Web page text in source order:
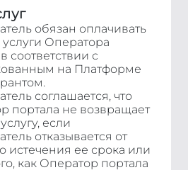
обязан оплачивать
Оператора
соответствии с
на Платформе
соглашается, что
портала не возвращает
если
отказывается от
истечения ее срока или
как Оператор портала